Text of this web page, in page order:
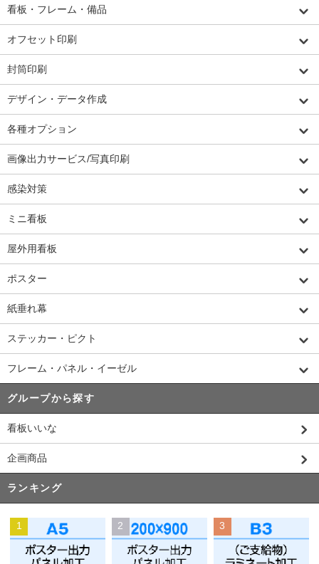
看板・フレーム・備品
オフセット印刷
封筒印刷
デザイン・データ作成
各種オプション
画像出力サービス/写真印刷
感染対策
ミニ看板
屋外用看板
ポスター
紙垂れ幕
ステッカー・ピクト
フレーム・パネル・イーゼル
グループから探す
看板いいな
企画商品
ランキング
1 2 3